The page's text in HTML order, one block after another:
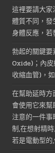
這裡要請大
體質不同，
身體反應，若
勃起的關鍵
Oxide)；內
收縮血管)，
在幫助延時
會使用它來
注意的一件
制,在想射精
若是電動型